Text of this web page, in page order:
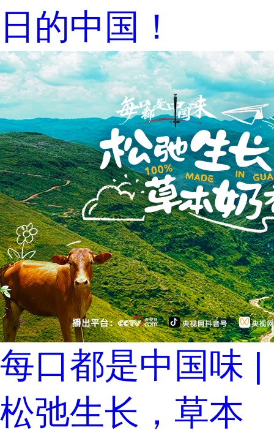
日的中国！
每口都是中国味 |
松弛生长，草本